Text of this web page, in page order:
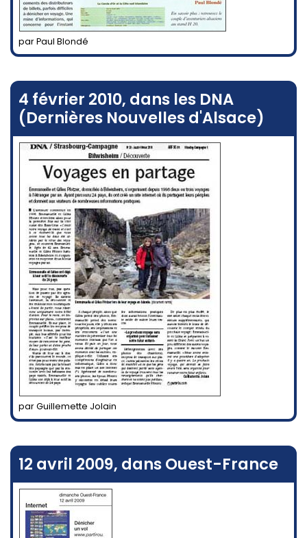
par Paul Blondé
4 février 2010, dans les DNA
(Dernières Nouvelles d'Alsace)
par Guillemette Jolain
12 avril 2009, dans Ouest-France